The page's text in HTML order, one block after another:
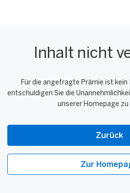
Inhalt nicht
Für die angefragte Prämie ist
entschuldigen Sie die
unserer Homepage zu
Zurück
Zur